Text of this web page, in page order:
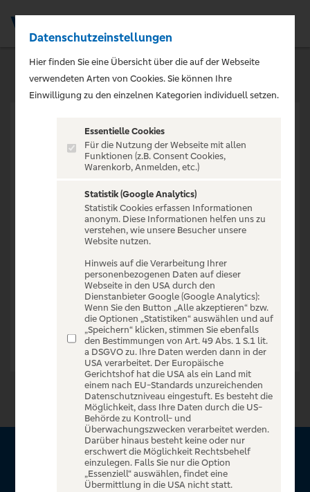
VERANSTALTUNG NICHT
GEFUNDEN
Zur Startseite
Über VR Entertain
Datenschutzeinstellungen
Hier finden Sie eine Übersicht über die auf der Webseite
verwendeten Arten von Cookies. Sie können Ihre
Einwilligung zu den einzelnen Kategorien individuell setzen.
Essentielle Cookies
Für die Nutzung der Webseite mit allen
Funktionen (z.B. Consent Cookies,
Warenkorb, Anmelden, etc.)
Statistik (Google Analytics)
Statistik Cookies erfassen Informationen
anonym. Diese Informationen helfen uns zu
verstehen, wie unsere Besucher unsere
Website nutzen.
Hinweis auf die Verarbeitung Ihrer
personenbezogenen Daten auf dieser
Webseite in den USA durch den
Dienstanbieter Google (Google Analytics):
Wenn Sie den Button „Alle akzeptieren“ bzw.
die Optionen „Statistiken“ auswählen und auf
„Speichern“ klicken, stimmen Sie ebenfalls
den Bestimmungen von Art. 49 Abs. 1 S.1 lit.
a DSGVO zu. Ihre Daten werden dann in der
USA verarbeitet. Der Europäische
Gerichtshof hat die USA als ein Land mit
einem nach EU-Standards unzureichenden
Datenschutzniveau eingestuft. Es besteht die
Möglichkeit, dass Ihre Daten durch die US-
Behörde zu Kontroll- und
Überwachungszwecken verarbeitet werden.
Darüber hinaus besteht keine oder nur
erschwert die Möglichkeit Rechtsbehelf
einzulegen. Falls Sie nur die Option
„Essenziell“ auswählen, findet eine
Übermittlung in die USA nicht statt.